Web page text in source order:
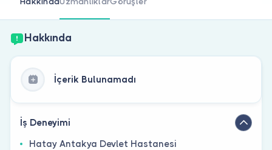
Hakkında
İçerik Bulunamadı
İş Deneyimi
Hatay Antakya Devlet Hastanesi